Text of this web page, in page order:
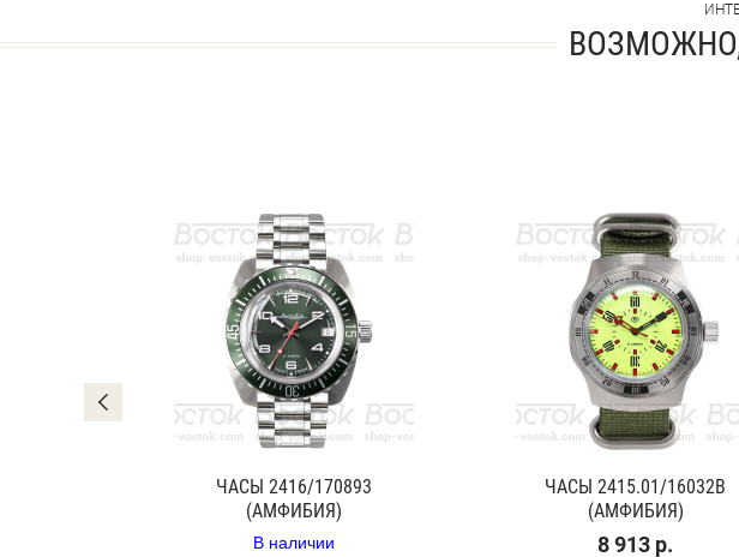
ЧАСЫ 2416/170893
(АМФИБИЯ)
В наличии
ЧАСЫ 2415.01/16032В
(АМФИБИЯ)
8 913 р.